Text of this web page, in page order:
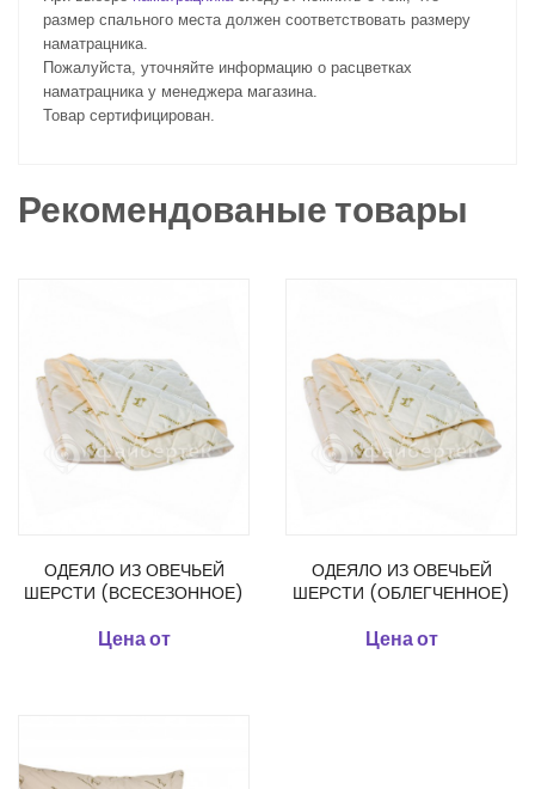
размер спального места должен соответствовать размеру
наматрацника.
Пожалуйста, уточняйте информацию о расцветках
наматрацника у менеджера магазина.
Товар сертифицирован.
Рекомендованые товары
ОДЕЯЛО ИЗ ОВЕЧЬЕЙ
ШЕРСТИ (ВСЕСЕЗОННОЕ)
Цена от
ОДЕЯЛО ИЗ ОВЕЧЬЕЙ
ШЕРСТИ (ОБЛЕГЧЕННОЕ)
Цена от